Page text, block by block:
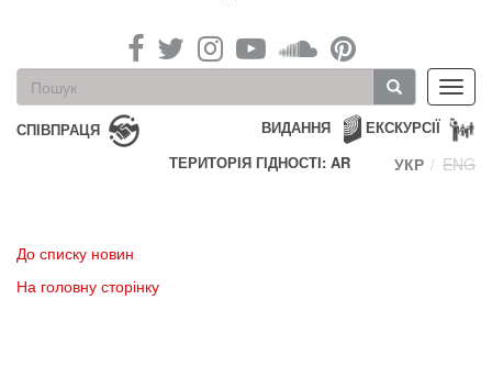
Пошукова
форма
Пошук
СПІВПРАЦЯ ЕКСКУРСІЇ
ВИДАННЯ
ТЕРИТОРІЯ ГІДНОСТІ: AR
УКР ENG
До списку новин
На головну сторінку